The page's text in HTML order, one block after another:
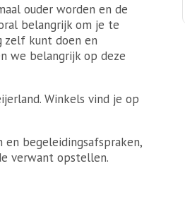
ouder worden en de
belangrijk om je te
zelf kunt doen en
we belangrijk op deze
Winkels vind je op
begeleidingsafspraken,
verwant opstellen.